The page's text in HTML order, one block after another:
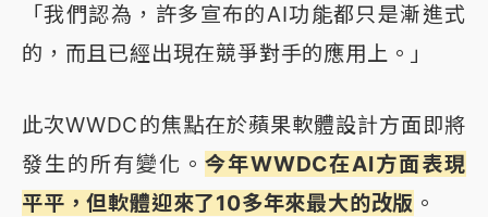
「我們認為，許多宣布的AI功能都只是漸進式
的，而且已經出現在競爭對手的應用上。」
此次WWDC的焦點在於蘋果軟體設計方面即將
發生的所有變化。 今年WWDC在AI方面表現
平平，但軟體迎來了10多年來最大的改版 。